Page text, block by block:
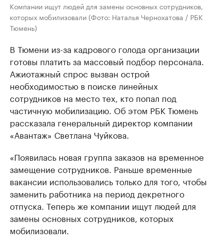
Компании ищут людей для замены основных сотрудников,
которых мобилизовали (Фото: Наталья Чернохатова / РБК
Тюмень)
В Тюмени из-за кадрового голода организации
готовы платить за массовый подбор персонала.
Ажиотажный спрос вызван острой
необходимостью в поиске линейных
сотрудников на место тех, кто попал под
частичную мобилизацию. Об этом РБК Тюмень
рассказала генеральный директор компании
«Авантаж» Светлана Чуйкова.
«Появилась новая группа заказов на временное
замещение сотрудников. Раньше временные
вакансии использовались только для того, чтобы
заменить работника на период декретного
отпуска. Теперь же компании ищут людей для
замены основных сотрудников, которых
мобилизовали.